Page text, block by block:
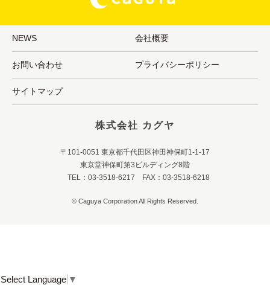
NEWS 会社概要
お問い合わせ プライバシーポリシー
サイトマップ
株式会社 カグヤ
〒101-0051 東京都千代田区神田神保町1-1-17
東京堂神保町第3ビルディング8階
TEL：03-3518-6217 FAX：03-3518-6218
© Caguya Corporation All Rights Reserved.
Select Language ▼